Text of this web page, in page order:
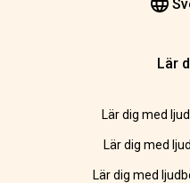
Lär
Lär dig med
Lär dig med
Lär dig med